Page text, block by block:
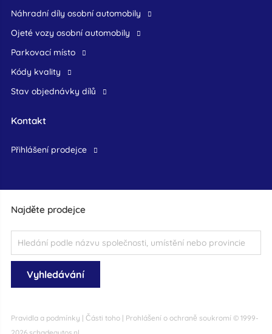
Najděte prodejce
Pravidla a podmínky | Části toho| Prohlášení o ochraně soukromí© 1999-
náhradní díly osobní automobily
ojeté vozy osobní automobily
Parkovací místo
Kódy kvality
Stav objednávky dílů
Kontakt
přihlášení prodejce